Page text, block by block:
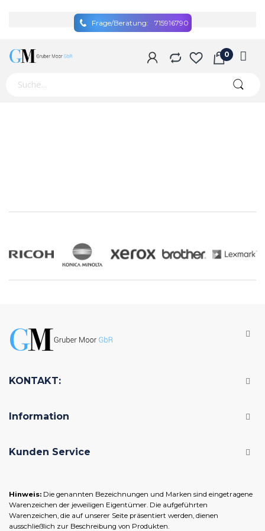
Frage/Beratung: 715916790
KONTAKT:
Information
Kunden Service
Hinweis: Die genannten Bezeichnungen und Marken sind eingetragene
Warenzeichen der jeweiligen Eigentümer. Die aufgeführten
Warenzeichen, die auf unserer Seite präsentiert werden, dienen
ausschließlich zur Beschreibung von Produkten.